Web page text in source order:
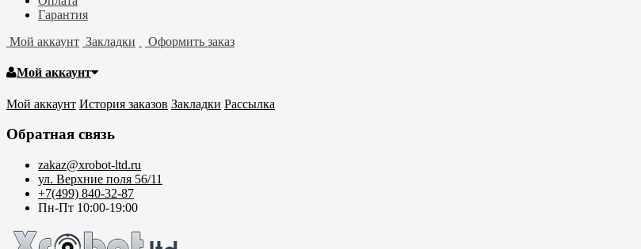
Гарантия
Мой аккаунт Закладки Оформить заказ
Мой аккаунт
Мой аккаунт История заказов Закладки Рассылка
Обратная связь
zakaz@xrobot-ltd.ru
ул. Верхние поля 56/11
+7(499) 840-32-87
Пн-Пт 10:00-19:00